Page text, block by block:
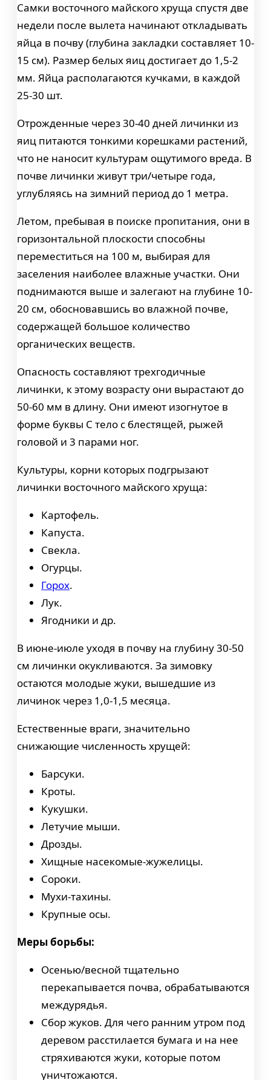
Самки восточного майского хруща спустя две
недели после вылета начинают откладывать
яйца в почву (глубина закладки составляет 10-
15 см). Размер белых яиц достигает до 1,5-2
мм. Яйца располагаются кучками, в каждой
25-30 шт.
Отрожденные через 30-40 дней личинки из
яиц питаются тонкими корешками растений,
что не наносит культурам ощутимого вреда. В
почве личинки живут три/четыре года,
углубляясь на зимний период до 1 метра.
Летом, пребывая в поиске пропитания, они в
горизонтальной плоскости способны
переместиться на 100 м, выбирая для
заселения наиболее влажные участки. Они
поднимаются выше и залегают на глубине 10-
20 см, обосновавшись во влажной почве,
содержащей большое количество
органических веществ.
Опасность составляют трехгодичные
личинки, к этому возрасту они вырастают до
50-60 мм в длину. Они имеют изогнутое в
форме буквы С тело с блестящей, рыжей
головой и 3 парами ног.
Культуры, корни которых подгрызают
личинки восточного майского хруща:
Картофель.
Капуста.
Свекла.
Огурцы.
Горох.
Лук.
Ягодники и др.
В июне-июле уходя в почву на глубину 30-50
см личинки окукливаются. За зимовку
остаются молодые жуки, вышедшие из
личинок через 1,0-1,5 месяца.
Естественные враги, значительно
снижающие численность хрущей:
Барсуки.
Кроты.
Кукушки.
Летучие мыши.
Дрозды.
Хищные насекомые-жужелицы.
Сороки.
Мухи-тахины.
Крупные осы.
Меры борьбы:
Осенью/весной тщательно
перекапывается почва, обрабатываются
междурядья.
Сбор жуков. Для чего ранним утром под
деревом расстилается бумага и на нее
стряхиваются жуки, которые потом
уничтожаются.